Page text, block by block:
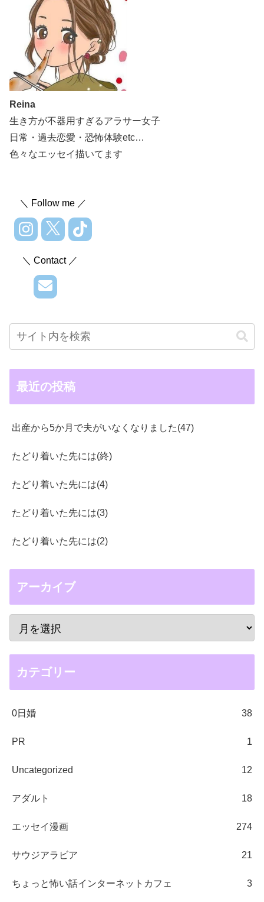
Reina
生き方が不器用すぎるアラサー女子
日常・過去恋愛・恐怖体験etc…
色々なエッセイ描いてます
＼ Follow me ／
＼ Contact ／
最近の投稿
出産から5か月で夫がいなくなりました(47)
たどり着いた先には(終)
たどり着いた先には(4)
たどり着いた先には(3)
たどり着いた先には(2)
アーカイブ
カテゴリー
0日婚 38
PR 1
Uncategorized 12
アダルト 18
エッセイ漫画 274
サウジアラビア 21
ちょっと怖い話インターネットカフェ 3